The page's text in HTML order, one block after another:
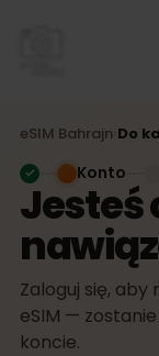
eSIM Bahrajn Do
Jesteś
Zaloguj się,
eSIM —
koncie.
Konto